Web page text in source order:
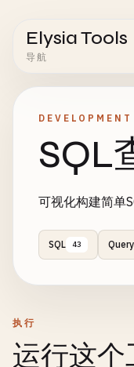
Elysia Tools
导航
DEVELOPMENT
SQL
可视化构建简单
SQL 43 Query
执行
运行这个